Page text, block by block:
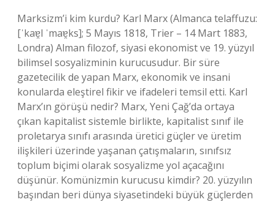
Marksizm’i kim kurdu? Karl Marx (Almanca telaffuzu:
[ˈkaɐ̯l ˈmaɐ̯ks]; 5 Mayıs 1818, Trier – 14 Mart 1883,
Londra) Alman filozof, siyasi ekonomist ve 19. yüzyıl
bilimsel sosyalizminin kurucusudur. Bir süre
gazetecilik de yapan Marx, ekonomik ve insani
konularda eleştirel fikir ve ifadeleri temsil etti. Karl
Marx’ın görüşü nedir? Marx, Yeni Çağ’da ortaya
çıkan kapitalist sistemle birlikte, kapitalist sınıf ile
proletarya sınıfı arasında üretici güçler ve üretim
ilişkileri üzerinde yaşanan çatışmaların, sınıfsız
toplum biçimi olarak sosyalizme yol açacağını
düşünür. Komünizmin kurucusu kimdir? 20. yüzyılın
başından beri dünya siyasetindeki büyük güçlerden